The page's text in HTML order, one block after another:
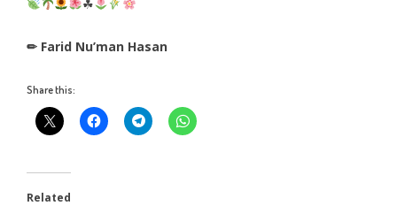
☘
✏ Farid Nu’man Hasan
Share this:
Related